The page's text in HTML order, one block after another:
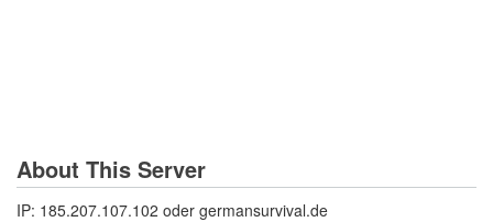
About This Server
IP: 185.207.107.102 oder germansurvival.de